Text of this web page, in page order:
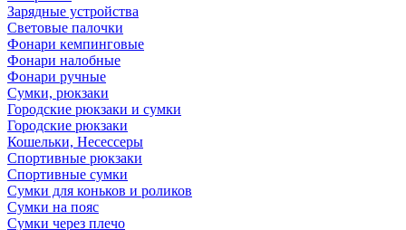
Зарядные устройства
Световые палочки
Фонари кемпинговые
Фонари налобные
Фонари ручные
Сумки, рюкзаки
Городские рюкзаки и сумки
Городские рюкзаки
Кошельки, Несессеры
Спортивные рюкзаки
Спортивные сумки
Сумки для коньков и роликов
Сумки на пояс
Сумки через плечо